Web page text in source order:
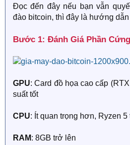
Đọc đến đây nếu bạn vẫn
đào bitcoin, thì đây là hướng
Bước 1: Đánh Giá Phần Cứng​
GPU: Card đồ họa cao cấp
suất tốt
CPU: Ít quan trọng hơn, Ryzen
RAM: 8GB trở lên